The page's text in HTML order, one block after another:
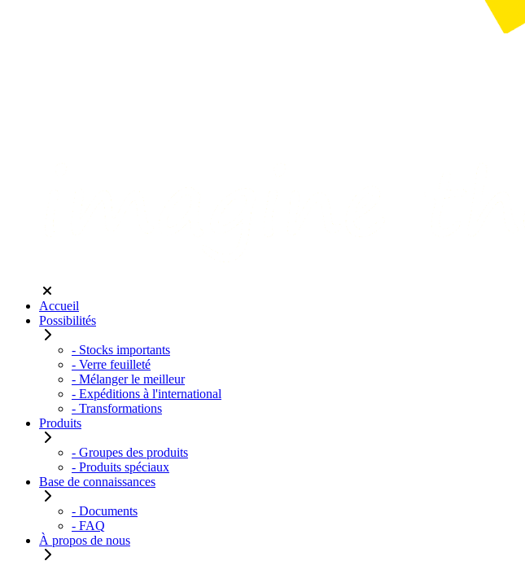
Accueil
Possibilités
- Stocks importants
- Verre feuilleté
- Mélanger le meilleur
- Expéditions à l'international
- Transformations
Produits
- Groupes des produits
- Produits spéciaux
Base de connaissances
- Documents
- FAQ
À propos de nous